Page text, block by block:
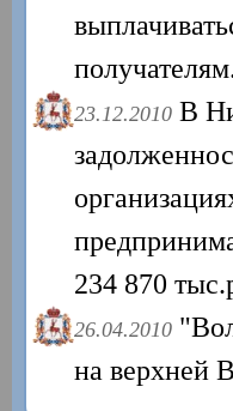
23.12.2010 В
234 870
26.04.2010
на верхней